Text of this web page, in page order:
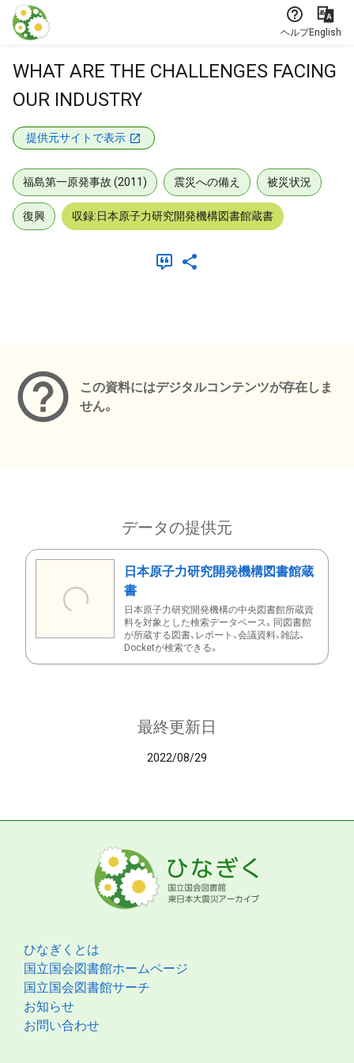
本文に飛ぶ
ヘルプEnglish
WHAT ARE THE CHALLENGES FACING
OUR INDUSTRY
提供元サイトで表示
福島第一原発事故 (2011) 震災への備え 被災状況
復興 収録:日本原子力研究開発機構図書館蔵書
この資料にはデジタルコンテンツが存在しま
せん。
データの提供元
日本原子力研究開発機構図書館蔵
書
日本原子力研究開発機構の中央図書館所蔵資
料を対象とした検索データベース。同図書館
が所蔵する図書、レポート、会議資料、雑誌、
Docketが検索できる。
最終更新日
2022/08/29
ひなぎくとは
国立国会図書館ホームページ
国立国会図書館サーチ
お知らせ
お問い合わせ